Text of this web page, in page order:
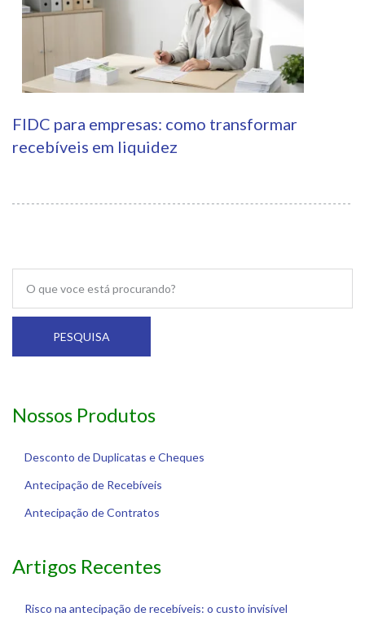
FIDC para empresas: como transformar
recebíveis em liquidez
PESQUISA
Nossos Produtos
Desconto de Duplicatas e Cheques
Antecipação de Recebíveis
Antecipação de Contratos
Artigos Recentes
Risco na antecipação de recebíveis: o custo invisível